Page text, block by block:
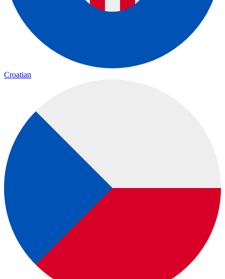
Croatian